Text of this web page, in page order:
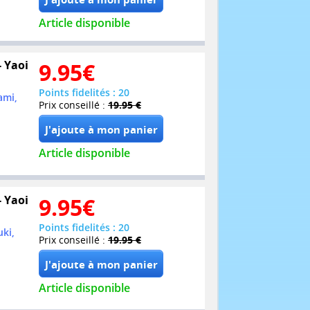
Article disponible
Yaoi 9.95€
Points fidelités : 20
Prix conseillé : 19.95 €
Article disponible
Yaoi 9.95€
Points fidelités : 20
Prix conseillé : 19.95 €
Article disponible